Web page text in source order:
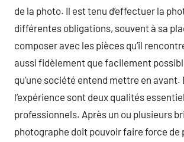
de la photo. Il est tenu d’effectuer la
différentes obligations, souvent à sa
composer avec les pièces qu’il
aussi fidèlement que facilement
qu’une société entend mettre en avant.
l’expérience sont deux qualités
professionnels. Après un ou plusieurs
photographe doit pouvoir faire force de